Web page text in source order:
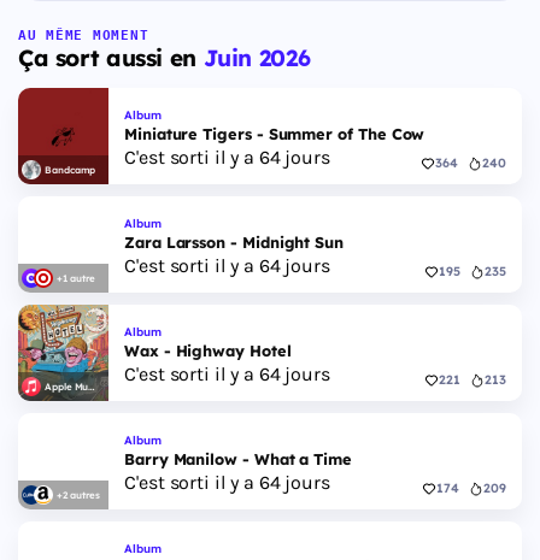
AU MÊME MOMENT
Ça sort aussi en Juin 2026
Bandcamp
Album
Miniature Tigers - Summer of The Cow
C'est sorti il y a 64 jours 364 240
+1 autre
Album
Zara Larsson - Midnight Sun
C'est sorti il y a 64 jours 195 235
Apple Music
Album
Wax - Highway Hotel
C'est sorti il y a 64 jours 221 213
+2 autres
Album
Barry Manilow - What a Time
C'est sorti il y a 64 jours 174 209
Album